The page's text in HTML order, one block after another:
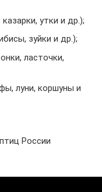
утки и др.);
зуйки и др.);
ласточки,
луни, коршуны и
России